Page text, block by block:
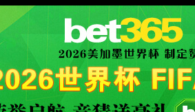
Platform
XML 地图